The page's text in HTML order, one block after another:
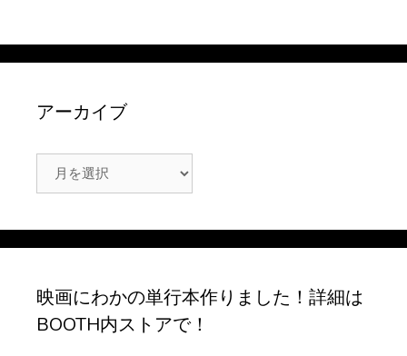
アーカイブ
ー
映画にわかの単行本作りました！詳細は
BOOTH内ストアで！